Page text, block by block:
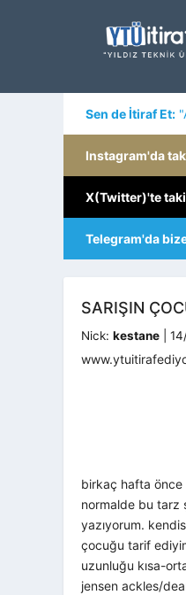
Sen de İtiraf Et:
Instagram'da
X(Twitter)'te
Telegram'da
SARIŞIN
Nick: kestane
birkaç hafta önce
normalde bu tarz
yazıyorum.
çocuğu tarif
uzunluğu kısa-
jensen ackles/